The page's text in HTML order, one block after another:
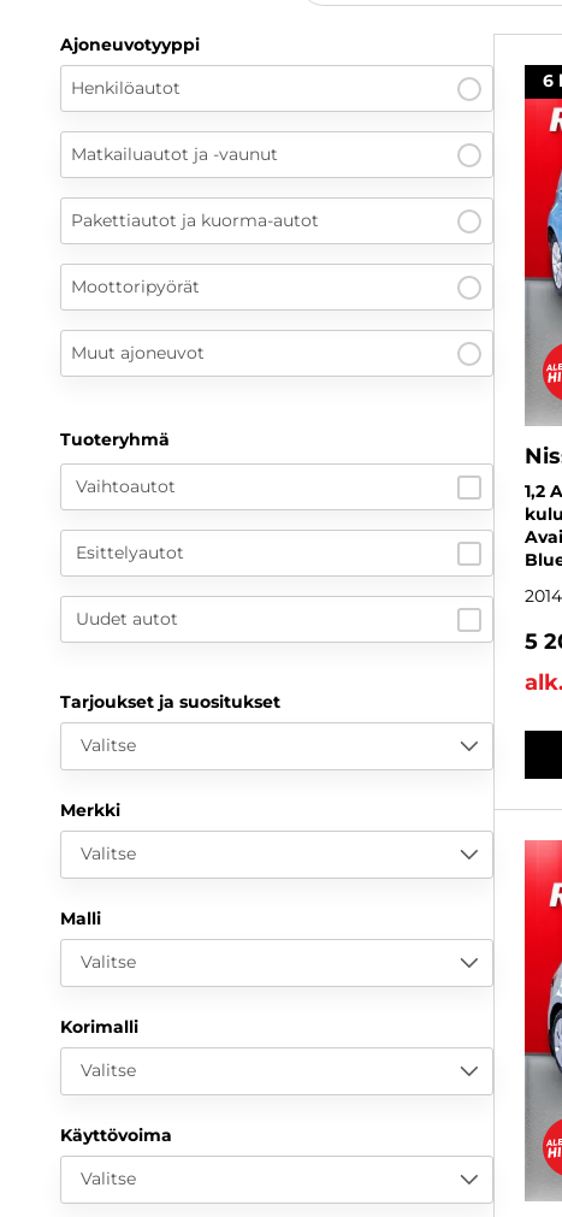
Ajoneuvotyyppi
Henkilöautot
Matkailuautot ja -vaunut
Pakettiautot ja kuorma-autot
Moottoripyörät
Muut ajoneuvot
Tuoteryhmä
Vaihtoautot
Esittelyautot
Uudet autot
Tarjoukset ja suositukset
Valitse
Merkki
Valitse
Malli
Valitse
Korimalli
Valitse
Käyttövoima
Valitse
6
1,2
2014
5